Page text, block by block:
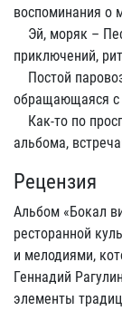
воспоминания о
Эй, моряк –
приключений,
Постой
обращающаяся с
Как-то по
альбома,
Рецензия
Альбом «Бокал
ресторанной
и мелодиями,
Геннадий
элементы